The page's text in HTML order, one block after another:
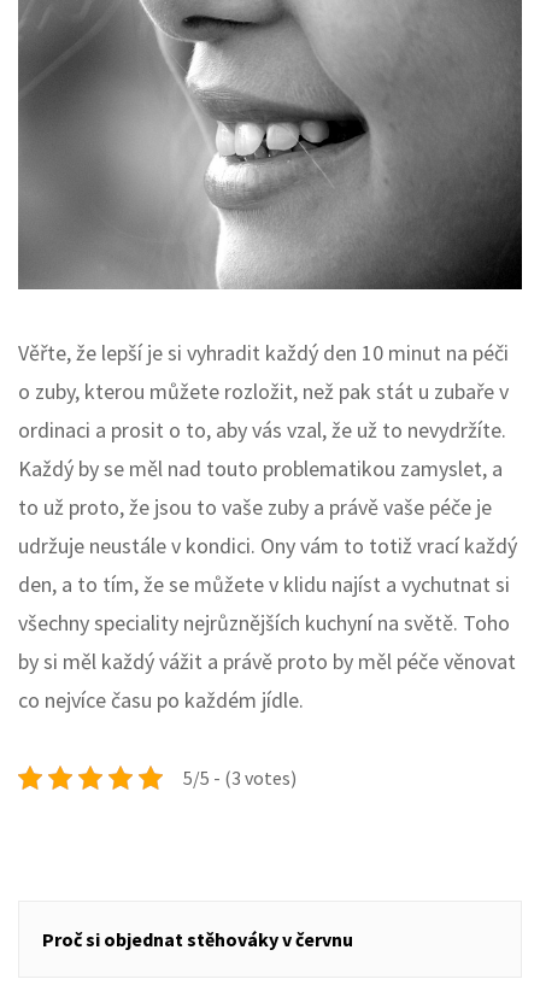
Věřte, že lepší je si vyhradit každý den 10 minut na péči
o zuby, kterou můžete rozložit, než pak stát u zubaře v
ordinaci a prosit o to, aby vás vzal, že už to nevydržíte.
Každý by se měl nad touto problematikou zamyslet, a
to už proto, že jsou to vaše zuby a právě vaše péče je
udržuje neustále v kondici. Ony vám to totiž vrací každý
den, a to tím, že se můžete v klidu najíst a vychutnat si
všechny speciality nejrůznějších kuchyní na světě. Toho
by si měl každý vážit a právě proto by měl péče věnovat
co nejvíce času po každém jídle.
5/5 - (3 votes)
Proč si objednat stěhováky v červnu